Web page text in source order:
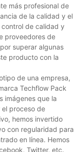
más profesional de
de la calidad y el
de calidad y
proveedores de
superar algunas
producto con la
de una empresa,
Techflow Pack
imágenes que la
proceso de
hemos invertido
con regularidad para
en línea. Hemos
Twitter, etc.